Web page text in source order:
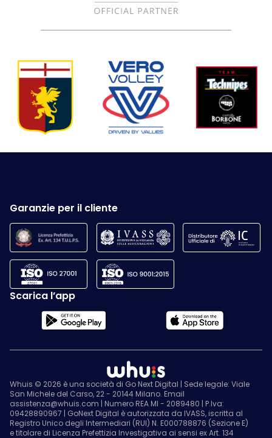
Garanzie per il cliente
Scarica l’app
Whuis © 2026 è una società di Go Next Digital | Sede legale: Viale
San Michele del Carso, 22 - 20144 Milano. Email
assistenza@whuis.com | Numero REA MI - 2089480 | P.Iva:
09428890967 | GoNext Digital è autorizzata da IVASS, iscritta al
Registro Unico degli Intermediari (RUI) N. E000788876 (Sezione E)
e titolare di Licenza Prefettizia Investigativa ai sensi ex Art. 134